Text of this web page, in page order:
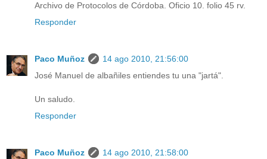
Archivo de Protocolos de Córdoba. Oficio 10. folio 45 rv.
Responder
Paco Muñoz
14 ago 2010, 21:56:00
José Manuel de albañiles entiendes tu una "jartá".
Un saludo.
Responder
Paco Muñoz
14 ago 2010, 21:58:00